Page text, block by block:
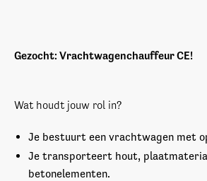
Gezocht: Vrachtwagenchauffeur CE!
Wat houdt jouw rol in?
Je bestuurt een vrachtwagen met
Je transporteert hout,
betonelementen.